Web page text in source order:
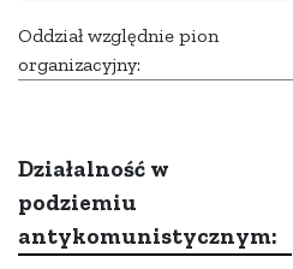
Oddział względnie pion
organizacyjny:
Działalność w
podziemiu
antykomunistycznym: